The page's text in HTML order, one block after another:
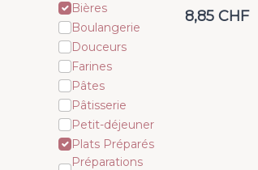
Bières
Boulangerie
Douceurs
Farines
Pâtes
Pâtisserie
Petit-déjeuner
Plats Préparés
Préparations
8,85 CHF